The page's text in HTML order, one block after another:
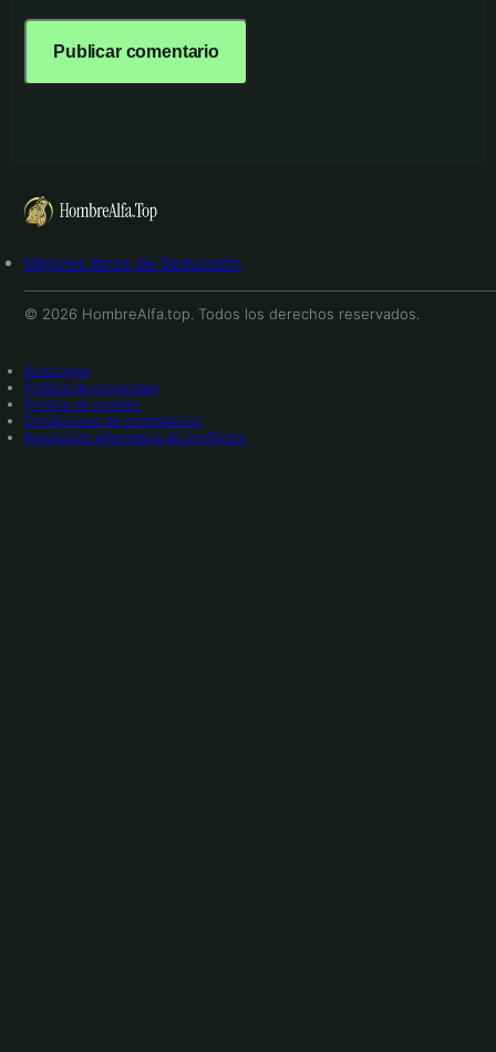
Mejores libros de Seducción
© 2026 HombreAlfa.top. Todos los derechos reservados.
Aviso legal
Política de privacidad
Política de cookies
Condiciones de contratación
Resolución alternativa de conflictos